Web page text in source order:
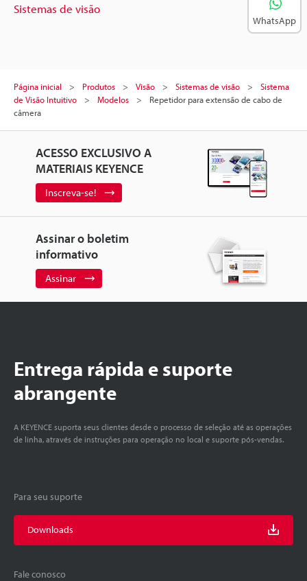
Sistemas de visão
Página inicial Produtos Visão Sistemas de visão
Sistema
de Visão Intuitivo
Modelos
Repetidor para extensão de cabo de
câmera
ACESSO EXCLUSIVO A
MATERIAIS KEYENCE
Inscreva-se!
Assinar o boletim
informativo
Assinar
Entrega rápida e suporte
abrangente
A KEYENCE suporta seus clientes desde o processo de seleção até as operações
de linha, através de instruções para operação no local e suporte pós-vendas.
Para seu suporte
Downloads
Fale conosco
WhatsApp